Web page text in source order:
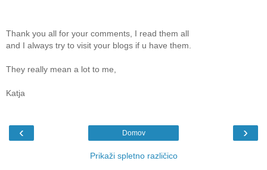
Thank you all for your comments, I read them all
and I always try to visit your blogs if u have them.
They really mean a lot to me,
Katja
‹ ›
Domov
Prikaži spletno različico